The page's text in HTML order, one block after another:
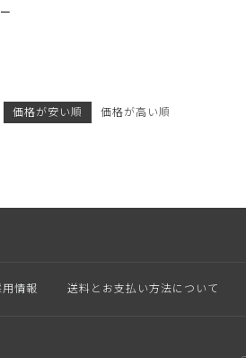
価格が安い順 価格が高い順
用情報 送料とお支払い方法について